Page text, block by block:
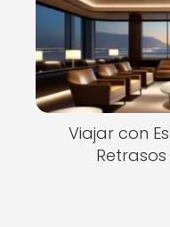
Viajar con